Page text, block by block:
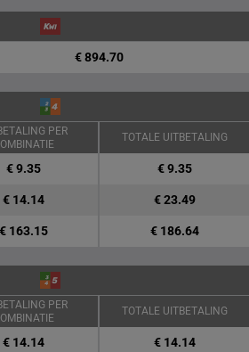
€ 894.70
PER
TOTALE UITBETALING
€ 9.35 € 9.35
€ 14.14 € 23.49
€ 163.15 € 186.64
PER
TOTALE UITBETALING
€ 14.14 € 14.14